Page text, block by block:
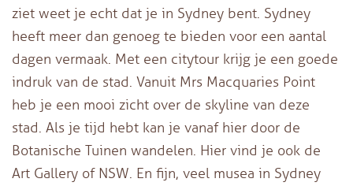
ziet weet je echt dat je in Sydney bent. Sydney
heeft meer dan genoeg te bieden voor een aantal
dagen vermaak. Met een citytour krijg je een goede
indruk van de stad. Vanuit Mrs Macquaries Point
heb je een mooi zicht over de skyline van deze
stad. Als je tijd hebt kan je vanaf hier door de
Botanische Tuinen wandelen. Hier vind je ook de
Art Gallery of NSW. En fijn, veel musea in Sydney